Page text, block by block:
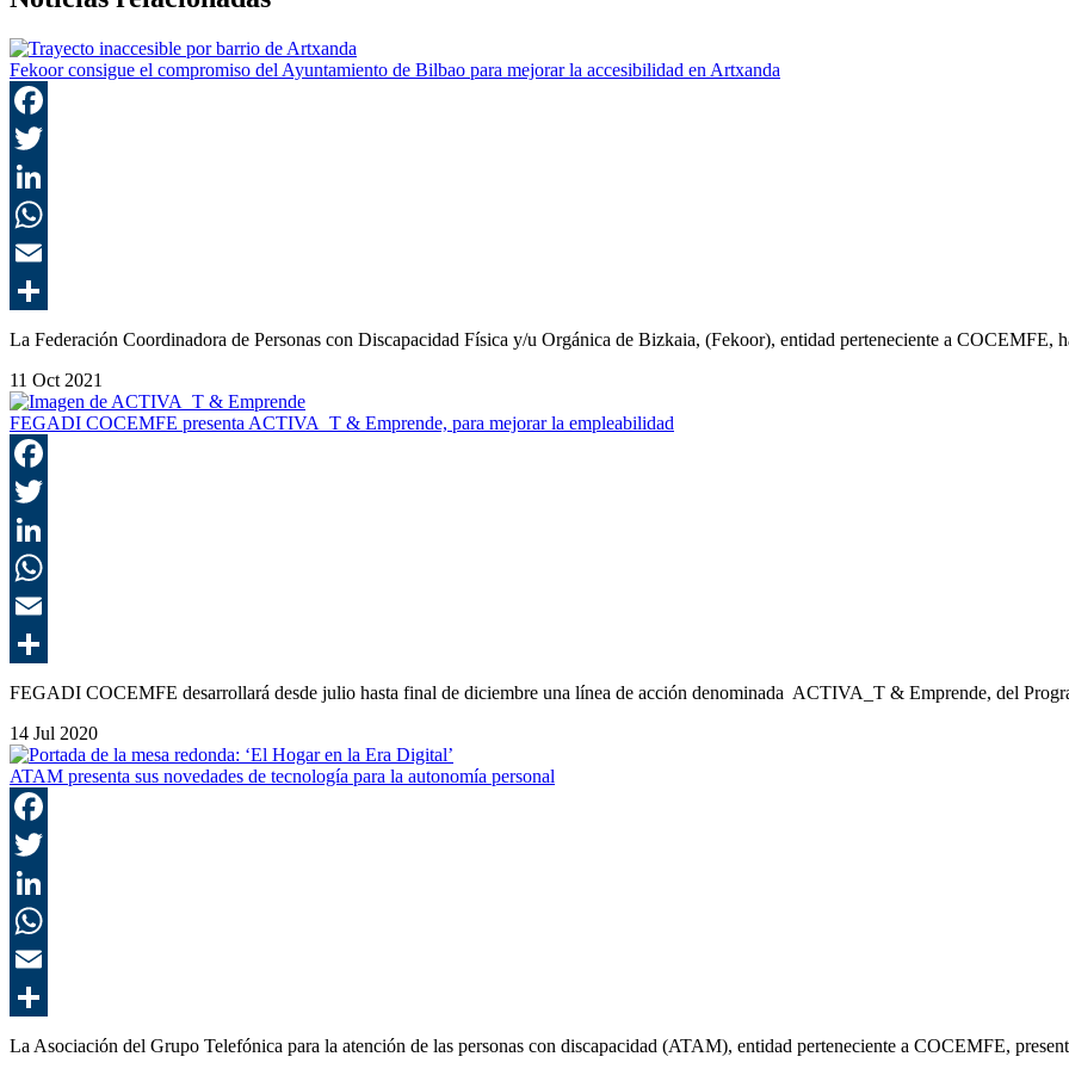
Fekoor consigue el compromiso del Ayuntamiento de Bilbao para mejorar la accesibilidad en Artxanda
La Federación Coordinadora de Personas con Discapacidad Física y/u Orgánica de Bizkaia, (Fekoor), entidad perteneciente a COCEMFE,
11 Oct 2021
FEGADI COCEMFE presenta ACTIVA_T & Emprende, para mejorar la empleabilidad
FEGADI COCEMFE desarrollará desde julio hasta final de diciembre una línea de acción denominada ACTIVA_T & Emprende, del
14 Jul 2020
ATAM presenta sus novedades de tecnología para la autonomía personal
La Asociación del Grupo Telefónica para la atención de las personas con discapacidad (ATAM), entidad perteneciente a COCEMFE,